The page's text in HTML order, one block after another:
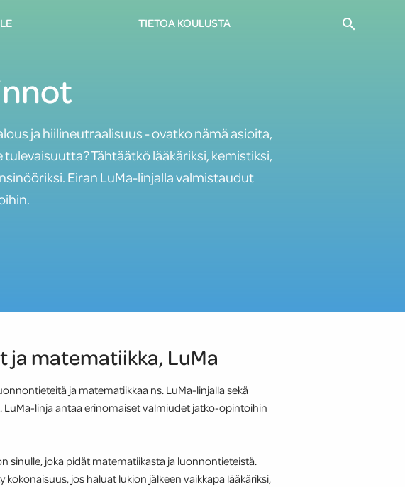
TIETOA KOULUSTA
ja hiilineutraalisuus - ovatko nämä asioita,
Tähtäätkö lääkäriksi, kemistiksi,
Eiran LuMa-linjalla valmistaudut
matematiikka, LuMa
ja matematiikkaa ns. LuMa-linjalla sekä
. LuMa-linja antaa erinomaiset valmiudet jatko-opintoihin
sinulle, joka pidät matematiikasta ja luonnontieteistä.
jos haluat lukion jälkeen vaikkapa lääkäriksi,